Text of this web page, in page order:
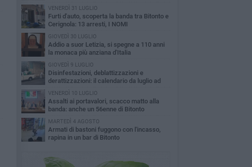
VENERDÌ 31 LUGLIO
Furti d'auto, scoperta la banda tra Bitonto e
Cerignola: 13 arresti, I NOMI
GIOVEDÌ 30 LUGLIO
Addio a suor Letizia, si spegne a 110 anni
la monaca più anziana d'Italia
GIOVEDÌ 9 LUGLIO
Disinfestazioni, deblattizzazioni e
derattizzazioni: il calendario da luglio ad
ottobre a Bitonto
VENERDÌ 10 LUGLIO
Assalti ai portavalori, scacco matto alla
banda: anche un 56enne di Bitonto
MARTEDÌ 4 AGOSTO
Armati di bastoni fuggono con l'incasso,
rapina in un bar di Bitonto